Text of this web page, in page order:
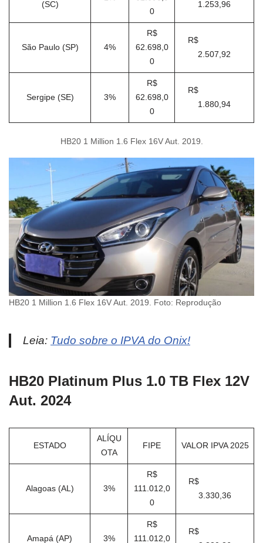
(SC)
0
1.253,96
São Paulo (SP) 4%
R$
62.698,0
0
R$
2.507,92
Sergipe (SE) 3%
R$
62.698,0
0
R$
1.880,94
HB20 1 Million 1.6 Flex 16V Aut. 2019.
HB20 1 Million 1.6 Flex 16V Aut. 2019. Foto: Reprodução
Leia: Tudo sobre o IPVA do Onix!
HB20 Platinum Plus 1.0 TB Flex 12V
Aut. 2024
ESTADO
ALÍQU
OTA
FIPE VALOR IPVA 2025
Alagoas (AL) 3%
R$
111.012,0
0
R$
3.330,36
Amapá (AP) 3%
R$
111.012,0
R$